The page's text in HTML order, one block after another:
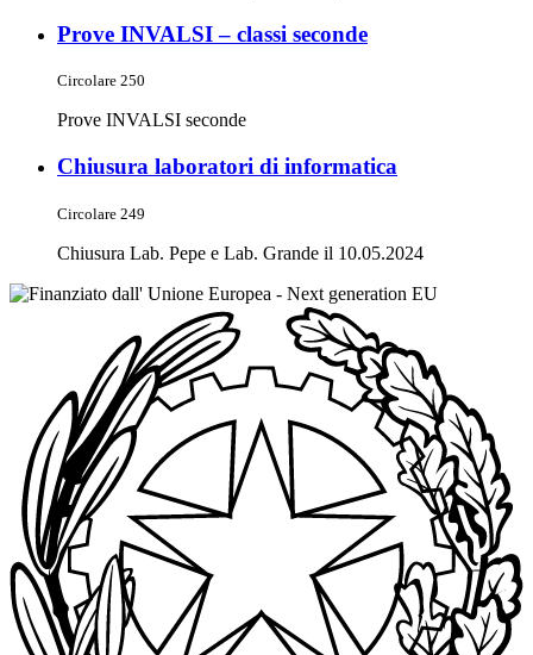
Prove INVALSI – classi seconde
Circolare 250
Prove INVALSI seconde
Chiusura laboratori di informatica
Circolare 249
Chiusura Lab. Pepe e Lab. Grande il 10.05.2024